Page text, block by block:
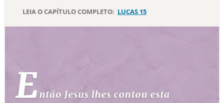
PALAVRA DO DIA
10 MANDAMENTOS
LEIA O CAPÍTULO COMPLETO: LUCAS 15